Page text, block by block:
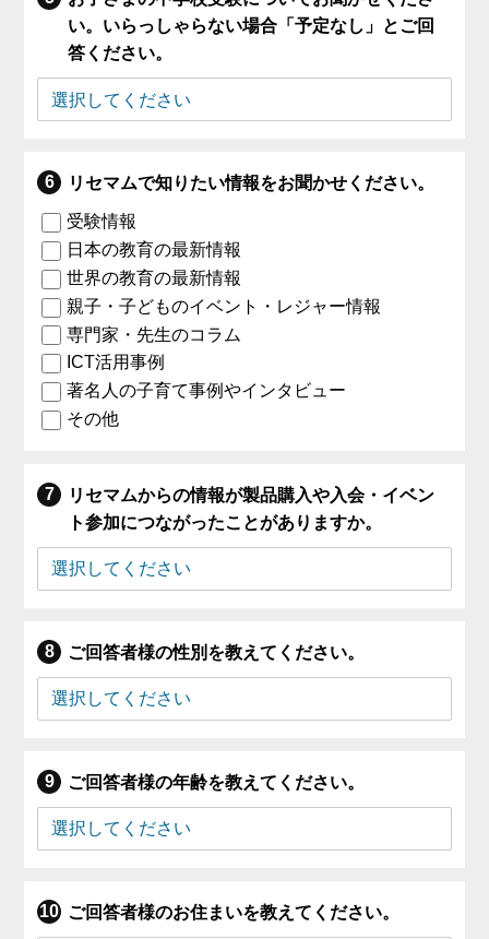
い。いらっしゃらない場合「予定なし」とご回
答ください。
リセマムで知りたい情報をお聞かせください。
受験情報
日本の教育の最新情報
世界の教育の最新情報
親子・子どものイベント・レジャー情報
専門家・先生のコラム
ICT活用事例
著名人の子育て事例やインタビュー
その他
リセマムからの情報が製品購入や入会・イベン
ト参加につながったことがありますか。
ご回答者様の性別を教えてください。
ご回答者様の年齢を教えてください。
ご回答者様のお住まいを教えてください。